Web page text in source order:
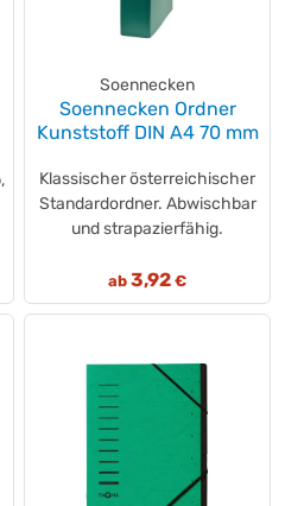
Soennecken
Soennecken Ordner
Kunststoff DIN A4 70 mm
Klassischer österreichischer
Standardordner. Abwischbar
und strapazierfähig.
ab 3,92 €